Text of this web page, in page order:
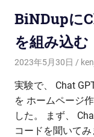
BiNDupに
を組み込む
2023年5月30日
実験で、 Chat
を ホームページ
した。 まず、
コードを聞いて